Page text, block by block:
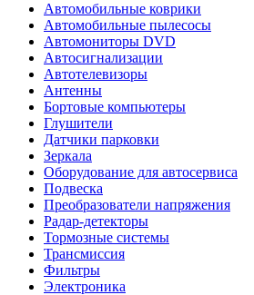
Автомобильные коврики
Автомобильные пылесосы
Автомониторы DVD
Автосигнализации
Автотелевизоры
Антенны
Бортовые компьютеры
Глушители
Датчики парковки
Зеркала
Оборудование для автосервиса
Подвеска
Преобразователи напряжения
Радар-детекторы
Тормозные системы
Трансмиссия
Фильтры
Электроника